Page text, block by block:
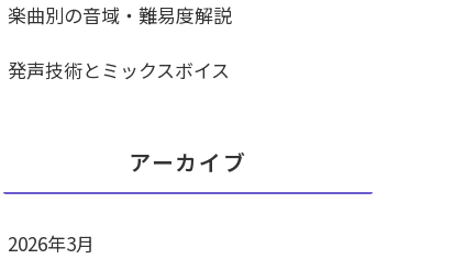
楽曲別の音域・難易度解説
発声技術とミックスボイス
アーカイブ
2026年3月